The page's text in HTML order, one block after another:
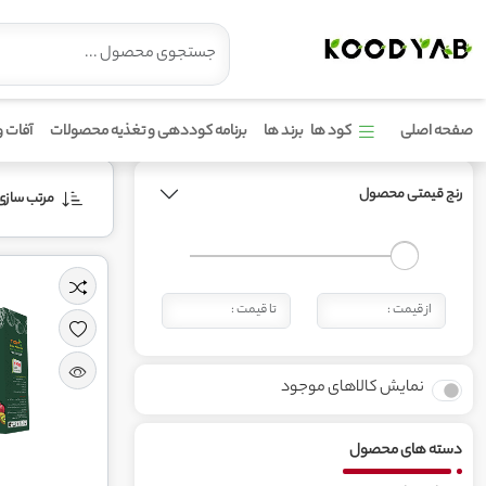
صفحه اصلی کود ها برند ها برنامه کوددهی و تغذیه محصولات آفات
رنج قیمتی محصول
نمایش کالاهای موجود
دسته های محصول
مرتب‌